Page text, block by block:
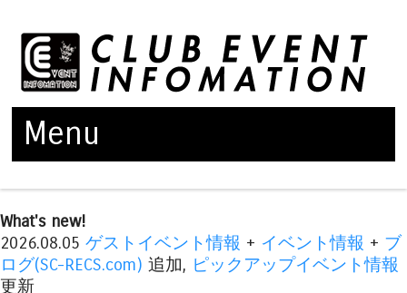
Menu
What's new!
2026.08.05 ゲストイベント情報 + イベント情報 + ブ
ログ(SC-RECS.com) 追加, ピックアップイベント情報
更新